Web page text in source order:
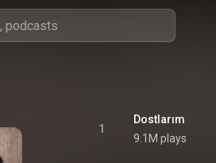
1
Dostlarım
9.1M plays